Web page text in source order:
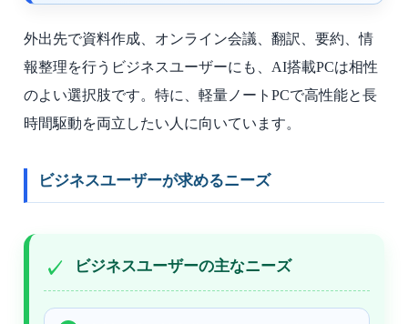
外出先で資料作成、オンライン会議、翻訳、要約、情
報整理を行うビジネスユーザーにも、AI搭載PCは相性
のよい選択肢です。特に、軽量ノートPCで高性能と長
時間駆動を両立したい人に向いています。
ビジネスユーザーが求めるニーズ
ビジネスユーザーの主なニーズ